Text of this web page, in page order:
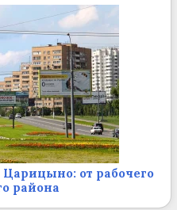
от рабочего
района